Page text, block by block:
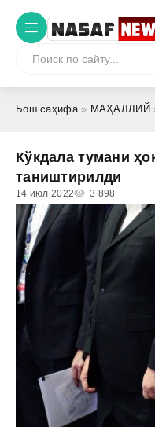
Бош саҳифа» МАҲАЛЛИЙ
Кўкдала тумани
таништирилди
14 июл 2022 3 898